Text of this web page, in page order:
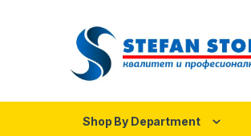
Shop By Department